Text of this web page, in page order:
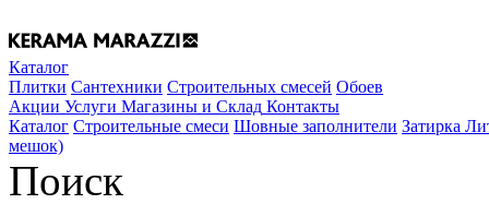
Каталог
Плитки Сантехники Строительных смесей Обоев
Акции Услуги Магазины и Склад Контакты
Каталог Строительные смеси Шовные заполнители Затирка
мешок)
Поиск